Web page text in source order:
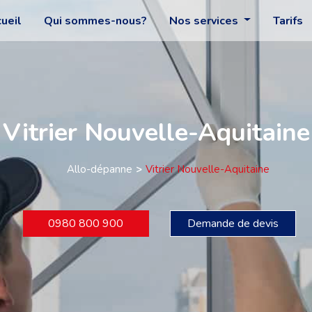
Qui sommes-nous? Nos services Tarifs
Vitrier Nouvelle-Aquitaine
Allo-dépanne Vitrier Nouvelle-Aquitaine
0980 800 900 Demande de devis